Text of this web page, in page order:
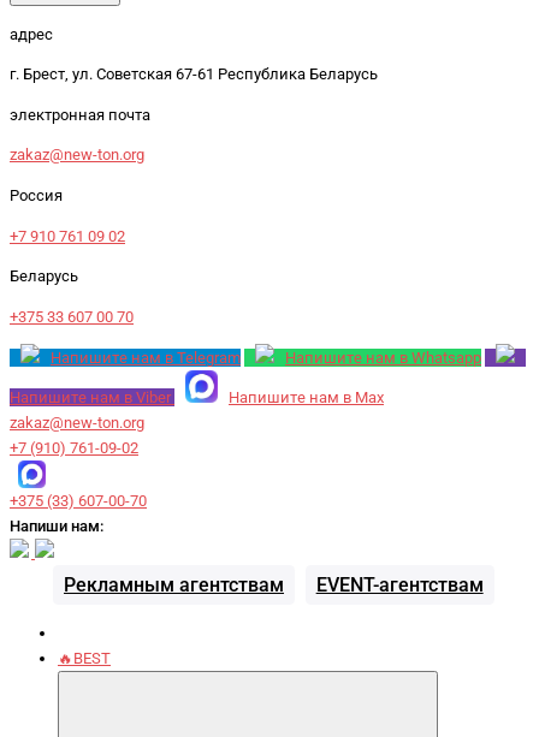
адрес
г. Брест, ул. Советская 67-61 Республика Беларусь
электронная почта
zakaz@new-ton.org
Россия
+7 910 761 09 02
Беларусь
+375 33 607 00 70
Напишите нам в Telegram Напишите нам в Whatsapp
Напишите нам в Viber
Напишите нам в Max
zakaz@new-ton.org
+7 (910) 761-09-02
+375 (33) 607-00-70
Напиши нам:
Рекламным агентствам EVENT-агентствам
🔥BEST